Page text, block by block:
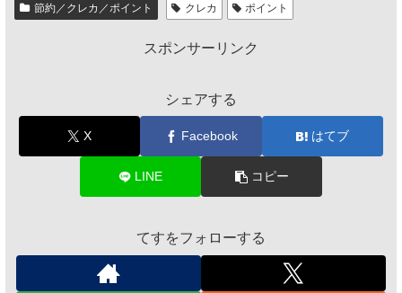
節約／クレカ／ポイント クレカ ポイント
スポンサーリンク
シェアする
X Facebook はてブ
LINE コピー
てすをフォローする